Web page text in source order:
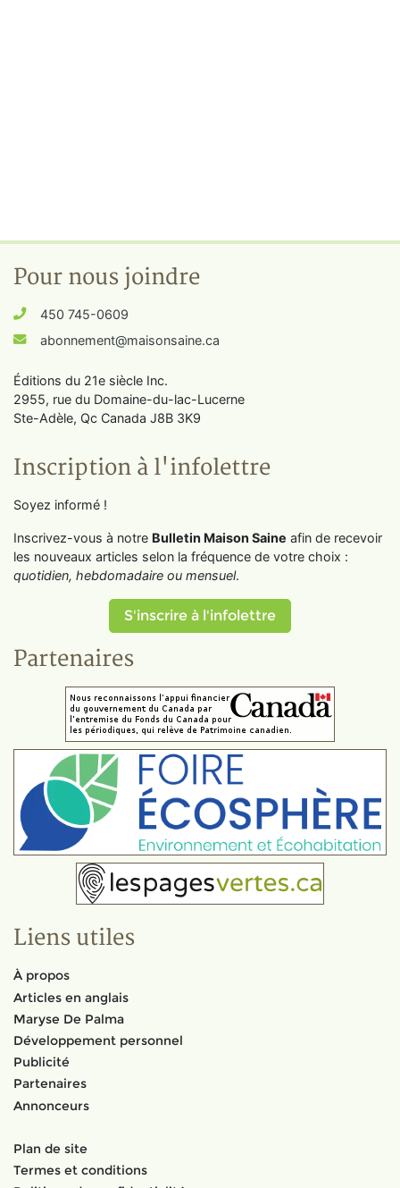
Pour nous joindre
450 745-0609
abonnement@maisonsaine.ca
Éditions du 21e siècle Inc.
2955, rue du Domaine-du-lac-Lucerne
Ste-Adèle, Qc Canada J8B 3K9
Inscription à l'infolettre
Soyez informé !
Inscrivez-vous à notre Bulletin Maison Saine afin de recevoir
les nouveaux articles selon la fréquence de votre choix :
quotidien, hebdomadaire ou mensuel.
S'inscrire à l'infolettre
Partenaires
Liens utiles
À propos
Articles en anglais
Maryse De Palma
Développement personnel
Publicité
Partenaires
Annonceurs
Plan de site
Termes et conditions